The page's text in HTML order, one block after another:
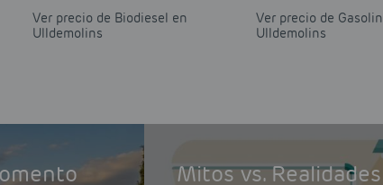
Ver precio de Biodiesel en
Ulldemolins
Ver precio de
Ulldemolins
Mitos vs.